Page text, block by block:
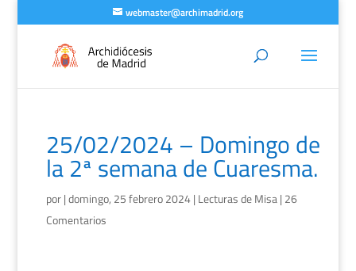
webmaster@archimadrid.org
25/02/2024 – Domingo de
la 2ª semana de Cuaresma.
por|domingo, 25 febrero 2024| Lecturas de Misa| 26
Comentarios